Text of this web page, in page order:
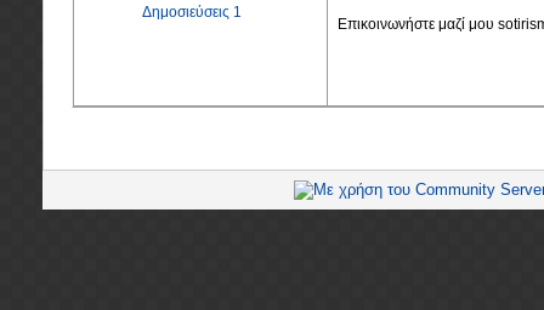
Δημοσιεύσεις 1
Επικοινωνήστε μαζί μου